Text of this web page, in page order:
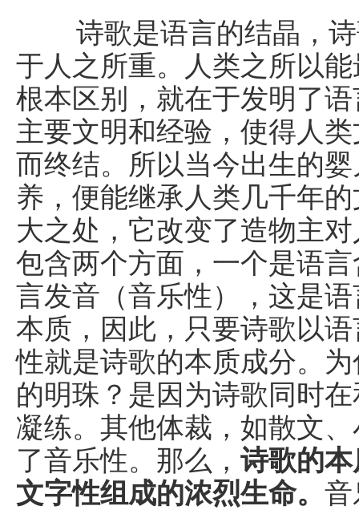
诗歌是语言的结晶，诗
于人之所重。人类之所以
根本区别，就在于发明了
主要文明和经验，使得人
而终结。所以当今出生的
养，便能继承人类几千年
大之处，它改变了造物主
包含两个方面，一个是语
言发音（音乐性），这是
本质，因此，只要诗歌以
性就是诗歌的本质成分。
的明珠？是因为诗歌同时
凝练。其他体裁，如散文
了音乐性。那么， 诗歌的
文字性组成的浓烈生命。 音